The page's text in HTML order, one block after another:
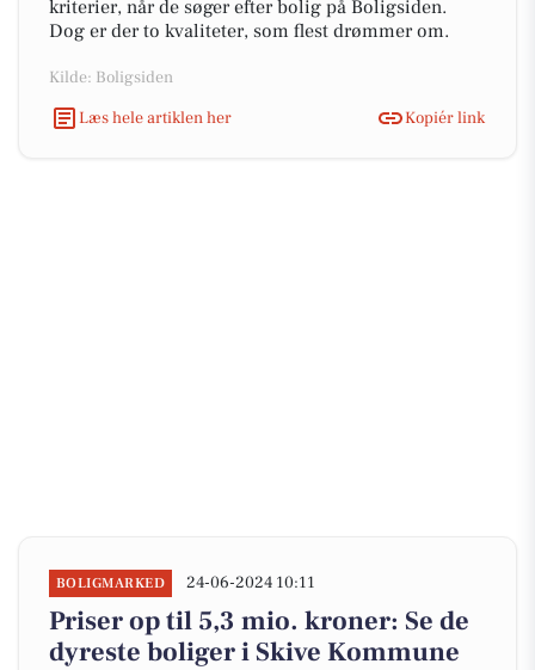
kriterier, når de søger efter bolig på Boligsiden.
Dog er der to kvaliteter, som flest drømmer om.
Kilde: Boligsiden
Læs hele artiklen her
Kopiér link
BOLIGMARKED 24-06-2024 10:11
Priser op til 5,3 mio. kroner: Se de
dyreste boliger i Skive Kommune